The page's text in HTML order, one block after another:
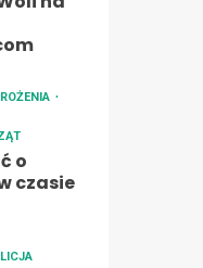
o
czasie